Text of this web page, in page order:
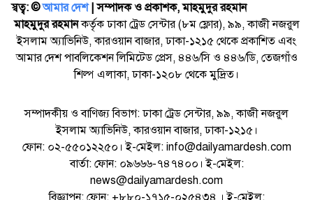
স্বত্ব: ©️আমার দেশ| সম্পাদক ও প্রকাশক, মাহমুদুর রহমান
মাহমুদুর রহমানকর্তৃক ঢাকা ট্রেড সেন্টার (৮ম ফ্লোর), ৯৯, কাজী নজরুল
ইসলাম অ্যাভিনিউ, কারওয়ান বাজার, ঢাকা-১২১৫ থেকে প্রকাশিত এবং
আমার দেশ পাবলিকেশন লিমিটেড প্রেস, ৪৪৬/সি ও ৪৪৬/ডি, তেজগাঁও
শিল্প এলাকা, ঢাকা-১২০৮ থেকে মুদ্রিত।
সম্পাদকীয় ও বাণিজ্য বিভাগ: ঢাকা ট্রেড সেন্টার, ৯৯, কাজী নজরুল
ইসলাম অ্যাভিনিউ, কারওয়ান বাজার, ঢাকা-১২১৫।
ফোন: ০২-৫৫০১২২৫০। ই-মেইল: info@dailyamardesh.com
বার্তা: ফোন: ০৯৬৬৬-৭৪৭৪০০। ই-মেইল:
news@dailyamardesh.com
বিজ্ঞাপন: ফোন: +৮৮০-১৭১৫-০২৫৪৩৪ । ই-মেইল: